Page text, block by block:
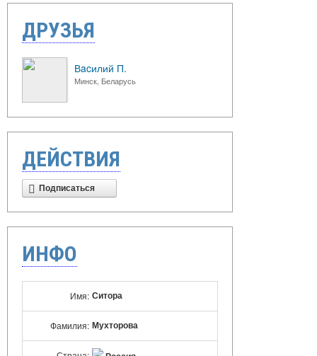
ДРУЗЬЯ
Вacилий П.
Минск, Беларусь
ДЕЙСТВИЯ
Подписаться
ИНФО
Имя: Ситора
Фамилия: Мухторова